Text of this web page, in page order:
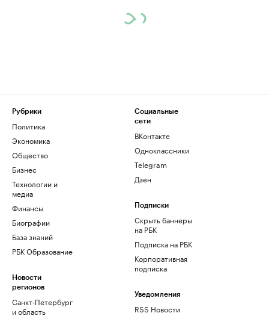
Рубрики
Политика
Экономика
Общество
Бизнес
Технологии и
медиа
Финансы
Биографии
База знаний
РБК Образование
Новости
регионов
Санкт-Петербург
и область
Социальные
сети
ВКонтакте
Одноклассники
Telegram
Дзен
Подписки
Скрыть баннеры
на РБК
Подписка на РБК
Корпоративная
подписка
Уведомления
RSS Новости